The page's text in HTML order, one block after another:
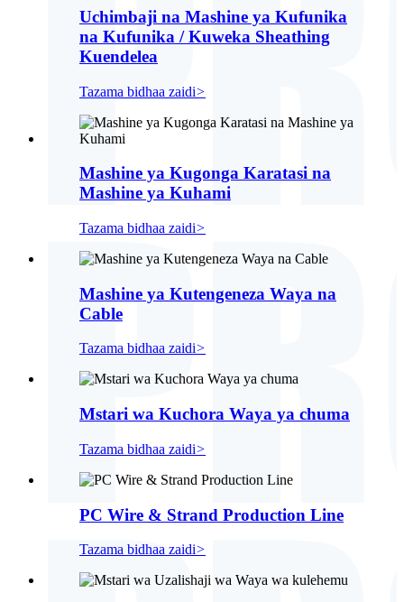
Uchimbaji na Mashine ya Kufunika
na Kufunika / Kuweka Sheathing
Kuendelea
Tazama bidhaa zaidi>
Mashine ya Kugonga Karatasi na
Mashine ya Kuhami
Tazama bidhaa zaidi>
Mashine ya Kutengeneza Waya na
Cable
Tazama bidhaa zaidi>
Mstari wa Kuchora Waya ya chuma
Tazama bidhaa zaidi>
PC Wire & Strand Production Line
Tazama bidhaa zaidi>